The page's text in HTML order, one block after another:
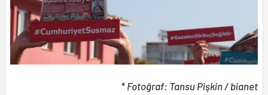
* Fotoğraf: Tansu Pişkin / bianet